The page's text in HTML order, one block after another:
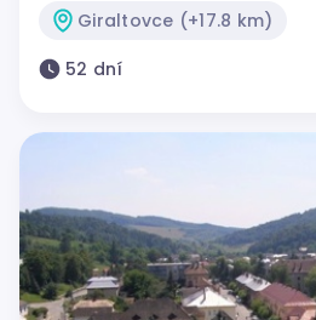
Giraltovce (+17.8 km)
52 dní